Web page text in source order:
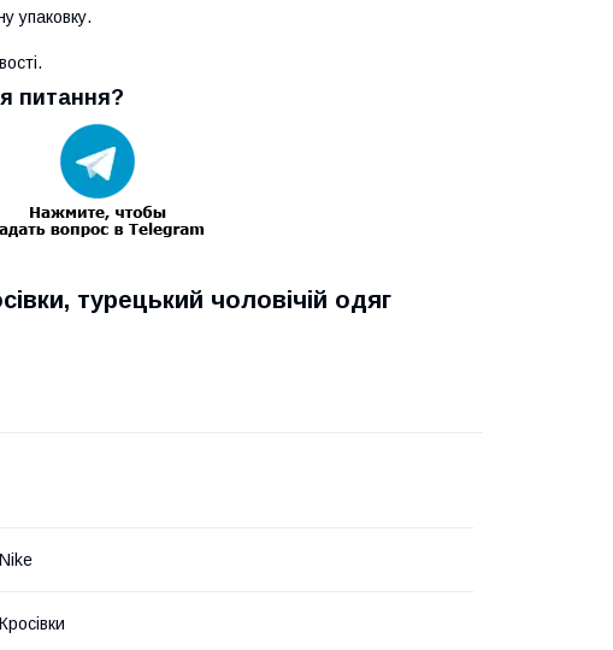
упаковку.
питання?
турецький чоловічій одяг
Nike
Кросівки